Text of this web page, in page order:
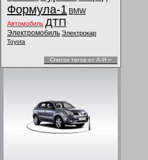
Формула-1 BMW
Автомобиль ДТП
Электромобиль Электрокар
Toyota
Список тегов от А-Я »